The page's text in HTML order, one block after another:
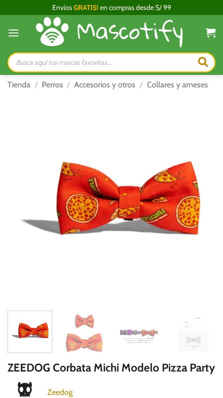
al
contenido
EnvíosGRATIS! en compras desde S/ 99
Búsqueda
de
productos
Tienda / Perros / Accesorios y otros / Collares y arneses
ZEEDOG Corbata Michi Modelo Pizza Party
Zeedog